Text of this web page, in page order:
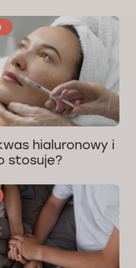
hialuronowy i
stosuje?